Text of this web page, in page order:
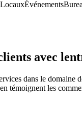
LocauxÉvénements
avec
dans le
témoignent les